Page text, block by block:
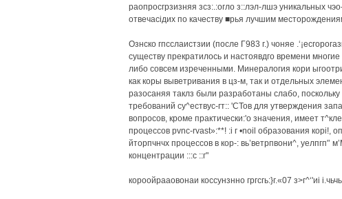
раопросгрзизняя зсз:.:огло з::лэл-лшэ уникальных
отвечасідих по качеству ■рья лучшим
Ознско гпсслаистзии (после Г983 г.) чоняе
существу прекратилось и настоявдго времени
либо совсем изреченными. Минералогия кори
как коры выветривания в цз-м, так и отдельных
разосаняя таклз были разработаны слабо,
требований су^ествус-гт:: 'СТов для утверждения
вопросов, кроме практически:'о значения, имеет
процессов pvnc-rvast»:**! :i г •noil образования корі!,
йторпчнчх процессов в кор-: вь’ветрпвони^, уелпгп'’
концентрации :::с ::г"
короойрааовонаи коссунзнно гргсгь:}г.«07 з>г^‘'иі